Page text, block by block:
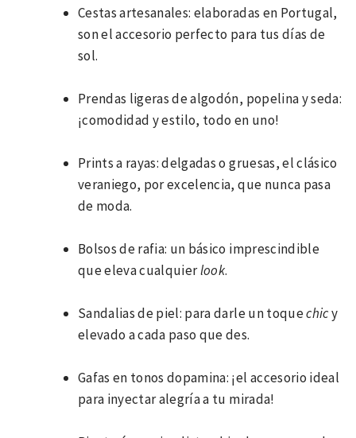
Cestas artesanales: elaboradas en Portugal,
son el accesorio perfecto para tus días de
sol.
Prendas ligeras de algodón, popelina y seda:
¡comodidad y estilo, todo en uno!
Prints a rayas: delgadas o gruesas, el clásico
veraniego, por excelencia, que nunca pasa
de moda.
Bolsos de rafia: un básico imprescindible
que eleva cualquierlook.
Sandalias de piel: para darle un toquechicy
elevado a cada paso que des.
Gafas en tonos dopamina: ¡el accesorio ideal
para inyectar alegría a tu mirada!